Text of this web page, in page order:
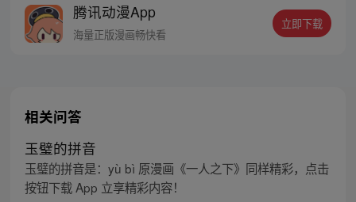
黑白阎君见了他也要问一句：食人心魔何处
来？ 李云心食人，也食人心。
腾讯动漫App
海量正版漫画畅快看
立即下载
相关问答
玉璧的拼音
玉璧的拼音是：yù bì 原漫画《一人之下》同样精彩，点击
按钮下载 App 立享精彩内容！